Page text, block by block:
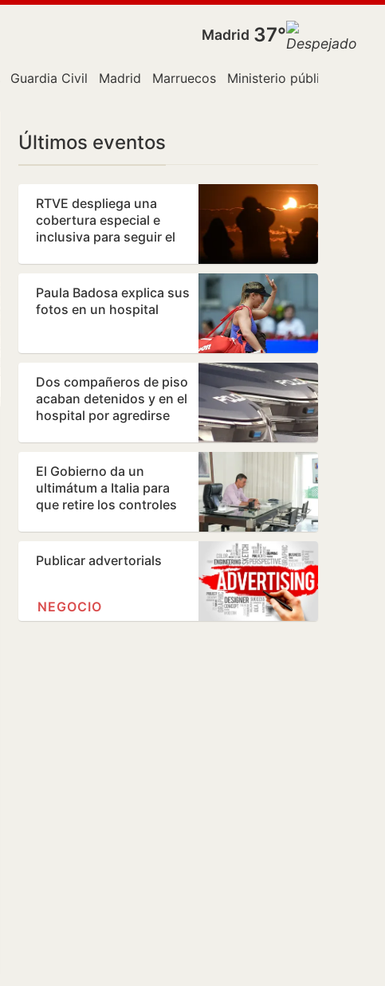
Madrid 37°
Guardia Civil Madrid Marruecos Ministerio público
Últimos eventos
RTVE despliega una
cobertura especial e
inclusiva para seguir el
agosto
Paula Badosa explica sus
fotos en un hospital
Dos compañeros de piso
acaban detenidos y en el
hospital por agredirse
El Gobierno da un
ultimátum a Italia para
que retire los controles
viajeros que…
Publicar advertorials
NEGOCIO